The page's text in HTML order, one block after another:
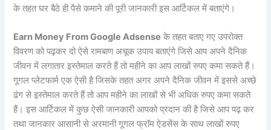
के तहत घर बैठे ही पैसे कमाने की पूरी जानकारी इस आर्टिकल में बताएंगे।
Earn Money From Google Adsense के तहत बताए गए उपरोक्त
विवरण को पढ़कर दो ऐसे रामबाण अचूक उपाय बताएंगे जिसे आप अपने दैनिक
जीवन में लगातार इस्तेमाल करते हैं तो महीने का आप लाखों रुपए कमा सकते हैं।
गूगल प्लेटफार्म एक ऐसी है जिसके तहत अगर अपने दैनिक जीवन में इससे अच्छे
ढंग से इस्तेमाल करते हैं तो आप महीने का लाखों से भी अधिक रुपए कमा सकते
हैं। इस आर्टिकल में कुछ ऐसी जानकारी आपको प्रदान की है जिसे आप पढ़ कर
तथा जानकार आसानी से अरमानी गूगल फ्रॉम ऐडसेंस के साथ लाखों रुपए